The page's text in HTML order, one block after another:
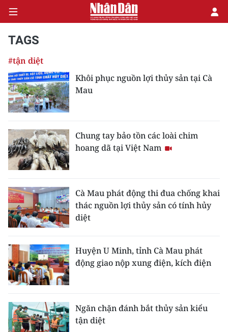
CHÍNH TRỊ
KINH TẾ
XÃ HỘI
PHÁP LUẬT
DU LỊCH
THẾ GIỚI
GIÁO DỤC
KHOA HỌC - CÔNG NGHỆ
TAGS
#tận diệt
Khôi phục nguồn lợi thủy sản tại Cà
Mau
Chung tay bảo tồn các loài chim
hoang dã tại Việt Nam
Cà Mau phát động thi đua chống khai
thác nguồn lợi thủy sản có tính hủy
diệt
Huyện U Minh, tỉnh Cà Mau phát
động giao nộp xung điện, kích điện
Ngăn chặn đánh bắt thủy sản kiểu
tận diệt